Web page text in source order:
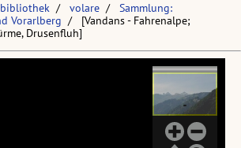
volare
Sammlung:
Vorarlberg
[Vandans - Fahrenalpe;
Drusenfluh]